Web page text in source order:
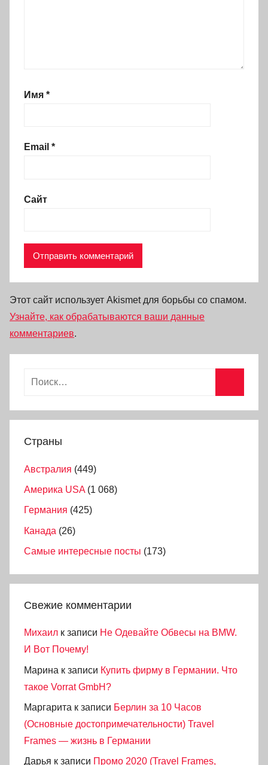
Имя *
Email *
Сайт
Этот сайт использует Akismet для борьбы со спамом.
Узнайте, как обрабатываются ваши данные
комментариев.
Страны
Австралия (449)
Америка USA(1 068)
Германия (425)
Канада (26)
Самые интересные посты (173)
Свежие комментарии
Михаил к записи Не Одевайте Обвесы на BMW.
И Вот Почему!
Марина к записи Купить фирму в Германии. Что
такое Vorrat GmbH?
Маргарита к записи Берлин за 10 Часов
(Основные достопримечательности) Travel
Frames — жизнь в Германии
Дарья к записи Промо 2020 (Travel Frames,